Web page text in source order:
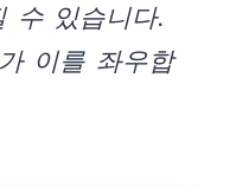
수 있습니다.
이를 좌우합